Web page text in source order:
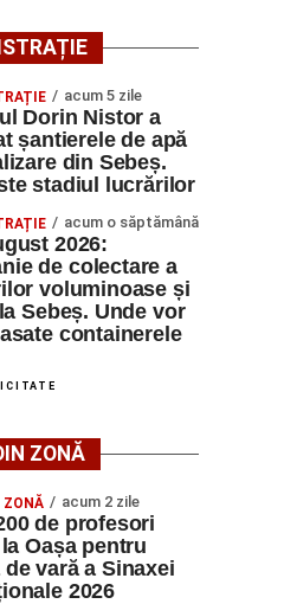
acum 5 zile
Dorin Nistor a
șantierele de apă
din Sebeș.
stadiul lucrărilor
acum o săptămână
2026:
de colectare a
voluminoase și
Sebeș. Unde vor
containerele
ZONĂ
ZONĂ acum 2 zile
de profesori
Oașa pentru
vară a Sinaxei
2026